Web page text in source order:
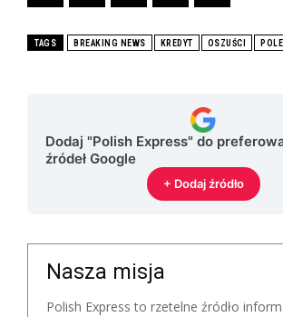
TAGS BREAKING NEWS KREDYT OSZUŚCI
Dodaj "Polish Express" do
źródeł Google
+ Dodaj źródło
Nasza misja
Polish Express to rzetelne źródło